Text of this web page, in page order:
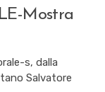
Mostra
s, dalla
Salvatore